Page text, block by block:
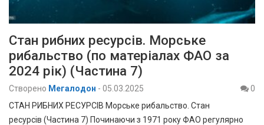
Стан рибних ресурсів. Морське
рибальство (по матеріалах ФАО за
2024 рік) (Частина 7)
Створено Мегалодон - 05.03.2025
0
СТАН РИБНИХ РЕСУРСІВ Морське рибальство. Стан
ресурсів (Частина 7) Починаючи з 1971 року ФАО регулярно